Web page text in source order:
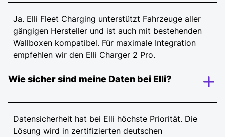
Ja. Elli Fleet Charging unterstützt Fahrzeuge aller
gängigen Hersteller und ist auch mit bestehenden
Wallboxen kompatibel. Für maximale Integration
empfehlen wir den Elli Charger 2 Pro.
Wie sicher sind meine Daten bei Elli?
Datensicherheit hat bei Elli höchste Priorität. Die
Lösung wird in zertifizierten deutschen